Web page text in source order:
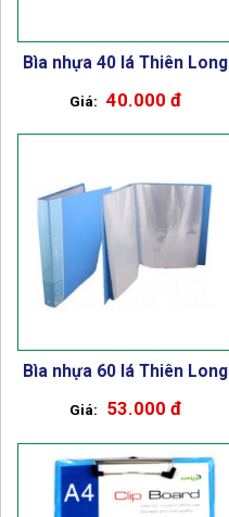
Bìa nhựa 40 lá Thiên Long
40.000 đ
Bìa nhựa 60 lá Thiên Long
53.000 đ